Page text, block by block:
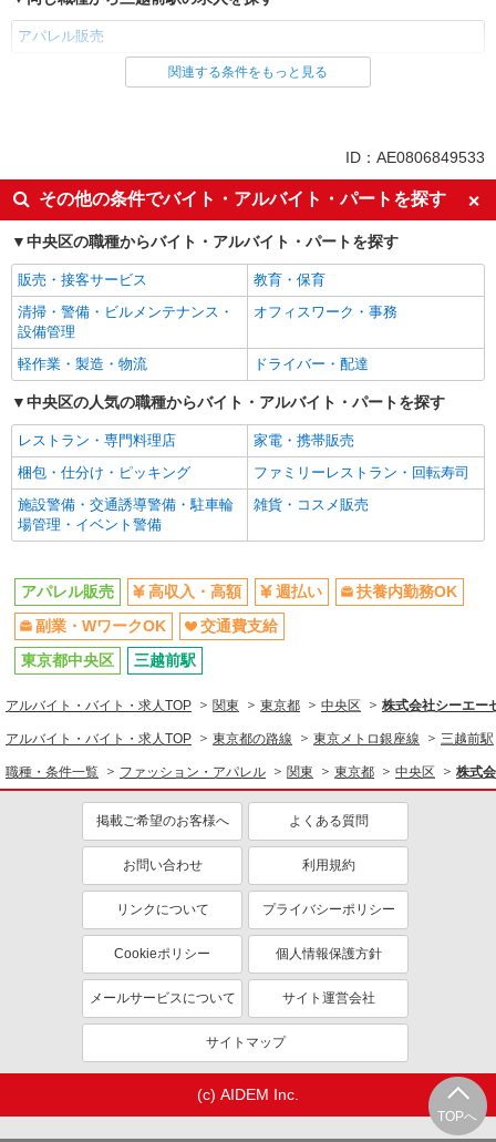
アパレル販売
同じ雇用形態から三越前駅の求人を探す
高収入・高額
週払い
扶養内勤務OK
副業・WワークOK
交通費支給
同じ職種から求人を探す
アパレル販売
同じ特徴から求人を探す
扶養内勤務OK
副業・WワークOK
交通費支給
関連する条件をもっと見る
ID：AE0806849533
その他の条件でバイト・アルバイト・パートを探す
中央区の職種からバイト・アルバイト・パートを探す
販売・接客サービス
教育・保育
清掃・警備・ビルメンテナンス・
設備管理
オフィスワーク・事務
軽作業・製造・物流 ドライバー・配達
中央区の人気の職種からバイト・アルバイト・パートを探す
レストラン・専門料理店
家電・携帯販売
梱包・仕分け・ピッキング
ファミリーレストラン・回転寿司
施設警備・交通誘導警備・駐車輪
場管理・イベント警備
雑貨・コスメ販売
TOPへ
アパレル販売 高収入・高額 週払い
扶養内勤務OK
副業・WワークOK
交通費支給
東京都中央区
三越前駅
アルバイト・バイト・求人TOP 関東 東京都 中央区 株式会社シーエー
アルバイト・バイト・求人TOP 東京都の路線 東京メトロ銀座線 三越前駅
職種・条件一覧 ファッション・アパレル 関東 東京都 中央区 株式
掲載ご希望のお客様へ よくある質問
お問い合わせ 利用規約
リンクについて プライバシーポリシー
Cookieポリシー 個人情報保護方針
メールサービスについて サイト運営会社
サイトマップ
(c) AIDEM Inc.